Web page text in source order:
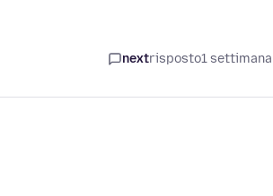
nextrisposto1